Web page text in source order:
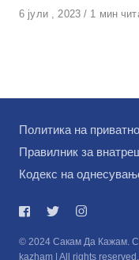
Објавено
6 јули , 2023 1 мин
Политика на
Правилник за
Кодекс на
© 2024 Сакам Да Кажам.
kazham | All rights